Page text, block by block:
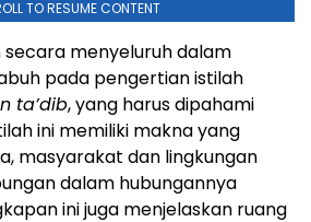
TO RESUME CONTENT
secara menyeluruh dalam
pada pengertian istilah
ta’dib, yang harus dipahami
ini memiliki makna yang
masyarakat dan lingkungan
dalam hubungannya
ini juga menjelaskan ruang